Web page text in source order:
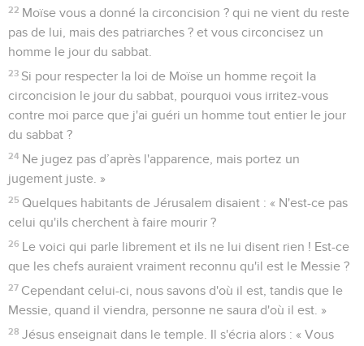
22 Moïse vous a donné la circoncision ? qui ne vient du reste
pas de lui, mais des patriarches ? et vous circoncisez un
homme le jour du sabbat.
23 Si pour respecter la loi de Moïse un homme reçoit la
circoncision le jour du sabbat, pourquoi vous irritez-vous
contre moi parce que j'ai guéri un homme tout entier le jour
du sabbat ?
24 Ne jugez pas d’après l'apparence, mais portez un
jugement juste. »
25 Quelques habitants de Jérusalem disaient : « N'est-ce pas
celui qu'ils cherchent à faire mourir ?
26 Le voici qui parle librement et ils ne lui disent rien ! Est-ce
que les chefs auraient vraiment reconnu qu'il est le Messie ?
27 Cependant celui-ci, nous savons d'où il est, tandis que le
Messie, quand il viendra, personne ne saura d'où il est. »
28 Jésus enseignait dans le temple. Il s'écria alors : « Vous